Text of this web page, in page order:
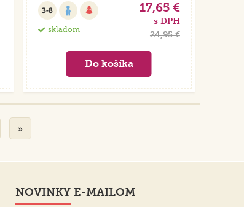
3-8
skladom
17,65 €
s DPH
24,95 €
»
NOVINKY E-MAILOM